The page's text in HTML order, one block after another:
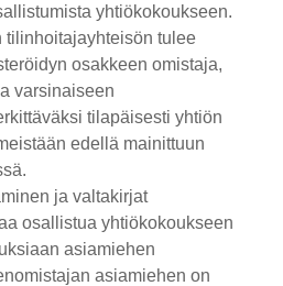
yhtiökokoukseen.
tilinhoitajayhteisön tulee
osakkeen omistaja,
varsinaiseen
tilapäisesti yhtiön
edellä mainittuun
ja valtakirjat
osallistua yhtiökokoukseen
asiamiehen
asiamiehen on